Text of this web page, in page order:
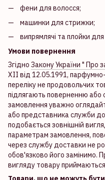
фени для волосся;
машинки для стрижки;
випрямлячі та плойки
Умови повернення
Згідно Закону України " Про
XII від 12.05.1991,
переліку не продовольчих
підлягають поверненню або
замовлення уважно
або представника служби
подобається зовнішній
параметрам замовлення,
через службу доставки не
обов'язково його замінимо.
вигляду товару